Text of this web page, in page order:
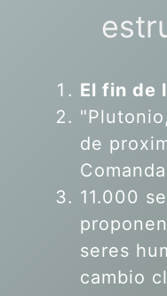
El fin de
de
11.000
seres
cambio